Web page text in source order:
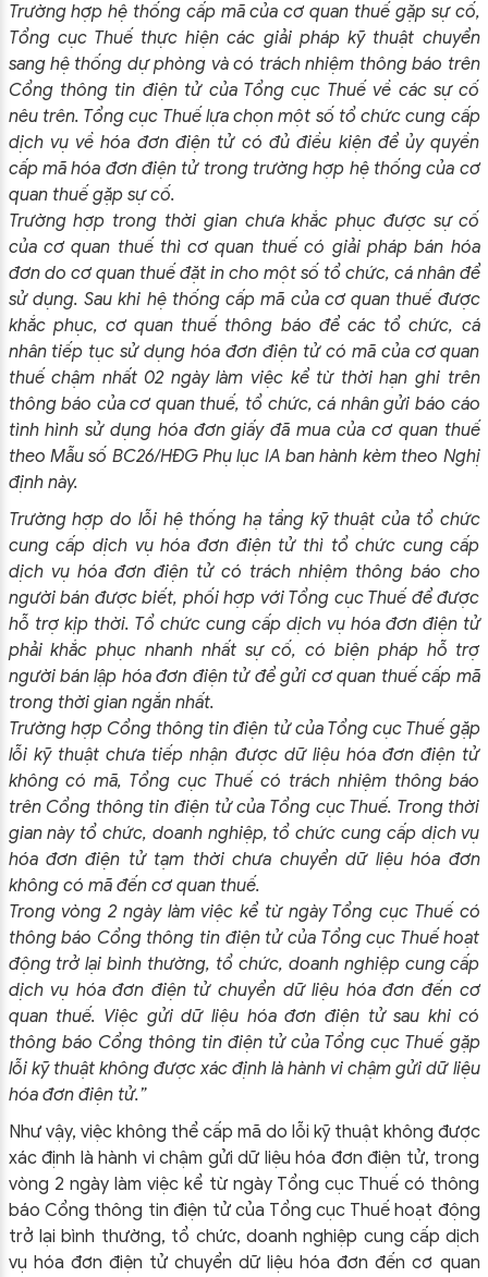
Trường hợp hệ thống cấp mã của cơ quan thuế gặp sự cố,
Tổng cục Thuế thực hiện các giải pháp kỹ thuật chuyển
sang hệ thống dự phòng và có trách nhiệm thông báo trên
Cổng thông tin điện tử của Tổng cục Thuế về các sự cố
nêu trên. Tổng cục Thuế lựa chọn một số tổ chức cung cấp
dịch vụ về hóa đơn điện tử có đủ điều kiện để ủy quyền
cấp mã hóa đơn điện tử trong trường hợp hệ thống của cơ
quan thuế gặp sự cố.
Trường hợp trong thời gian chưa khắc phục được sự cố
của cơ quan thuế thì cơ quan thuế có giải pháp bán hóa
đơn do cơ quan thuế đặt in cho một số tổ chức, cá nhân để
sử dụng. Sau khi hệ thống cấp mã của cơ quan thuế được
khắc phục, cơ quan thuế thông báo để các tổ chức, cá
nhân tiếp tục sử dụng hóa đơn điện tử có mã của cơ quan
thuế chậm nhất 02 ngày làm việc kể từ thời hạn ghi trên
thông báo của cơ quan thuế, tổ chức, cá nhân gửi báo cáo
tình hình sử dụng hóa đơn giấy đã mua của cơ quan thuế
theo Mẫu số BC26/HĐG Phụ lục IA ban hành kèm theo Nghị
định này.
Trường hợp do lỗi hệ thống hạ tầng kỹ thuật của tổ chức
cung cấp dịch vụ hóa đơn điện tử thì tổ chức cung cấp
dịch vụ hóa đơn điện tử có trách nhiệm thông báo cho
người bán được biết, phối hợp với Tổng cục Thuế để được
hỗ trợ kịp thời. Tổ chức cung cấp dịch vụ hóa đơn điện tử
phải khắc phục nhanh nhất sự cố, có biện pháp hỗ trợ
người bán lập hóa đơn điện tử để gửi cơ quan thuế cấp mã
trong thời gian ngắn nhất.
Trường hợp Cổng thông tin điện tử của Tổng cục Thuế gặp
lỗi kỹ thuật chưa tiếp nhận được dữ liệu hóa đơn điện tử
không có mã, Tổng cục Thuế có trách nhiệm thông báo
trên Cổng thông tin điện tử của Tổng cục Thuế. Trong thời
gian này tổ chức, doanh nghiệp, tổ chức cung cấp dịch vụ
hóa đơn điện tử tạm thời chưa chuyển dữ liệu hóa đơn
không có mã đến cơ quan thuế.
Trong vòng 2 ngày làm việc kể từ ngày Tổng cục Thuế có
thông báo Cổng thông tin điện tử của Tổng cục Thuế hoạt
động trở lại bình thường, tổ chức, doanh nghiệp cung cấp
dịch vụ hóa đơn điện tử chuyển dữ liệu hóa đơn đến cơ
quan thuế. Việc gửi dữ liệu hóa đơn điện tử sau khi có
thông báo Cổng thông tin điện tử của Tổng cục Thuế gặp
lỗi kỹ thuật không được xác định là hành vi chậm gửi dữ liệu
hóa đơn điện tử.”
Như vậy, việc không thể cấp mã do lỗi kỹ thuật không được
xác định là hành vi chậm gửi dữ liệu hóa đơn điện tử, trong
vòng 2 ngày làm việc kể từ ngày Tổng cục Thuế có thông
báo Cổng thông tin điện tử của Tổng cục Thuế hoạt động
trở lại bình thường, tổ chức, doanh nghiệp cung cấp dịch
vụ hóa đơn điện tử chuyển dữ liệu hóa đơn đến cơ quan